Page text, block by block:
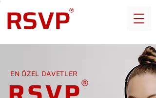
EN ÖZEL DAVETLER